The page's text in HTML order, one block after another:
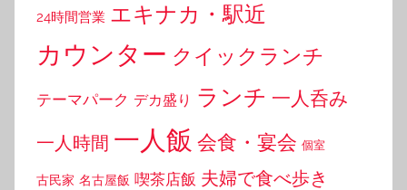
24時間営業 エキナカ・駅近
カウンター クイックランチ
テーマパーク デカ盛り ランチ 一人呑み
一人時間 一人飯 会食・宴会 個室
古民家 名古屋飯 喫茶店飯 夫婦で食べ歩き